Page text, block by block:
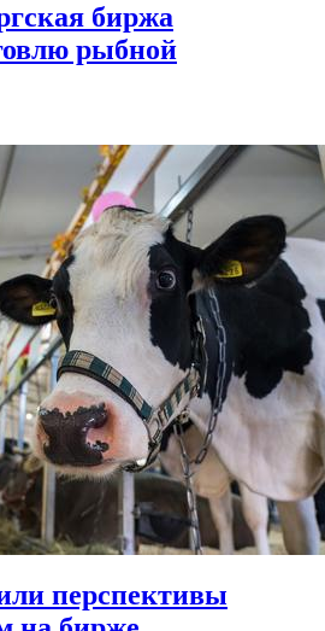
биржа
рыбной
перспективы